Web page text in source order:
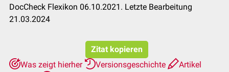
DocCheck Flexikon 06.10.2021. Letzte Bearbeitung
21.03.2024
Zitat kopieren
Was zeigt hierher
Versionsgeschichte
Artikel